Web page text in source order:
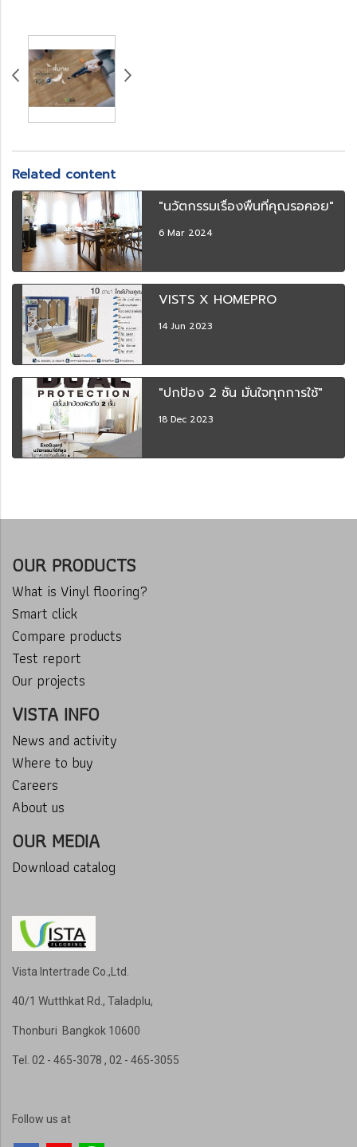
Related content
"นวัตกรรมเรื่องพื้นที่คุณรอคอย"
6 Mar 2024
VISTS X HOMEPRO
14 Jun 2023
"ปกป้อง 2 ชั้น มั่นใจทุกการใช้"
18 Dec 2023
OUR PRODUCTS
What is Vinyl flooring?
Smart click
Compare products
Test report
Our projects
VISTA INFO
News and activity
Where to buy
Careers
About us
OUR MEDIA
Download catalog
Vista Intertrade Co.,Ltd.
40/1 Wutthkat Rd., Taladplu,
Thonburi Bangkok 10600
Tel . 02 - 465-3078 , 02 - 465-3055
Follow us at